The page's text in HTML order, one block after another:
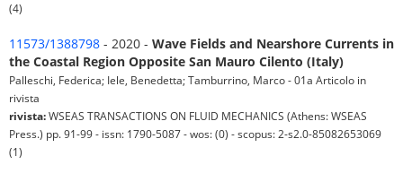
(4)
11573/1388798 - 2020 - Wave Fields and Nearshore Currents in
the Coastal Region Opposite San Mauro Cilento (Italy)
Palleschi, Federica; Iele, Benedetta; Tamburrino, Marco - 01a Articolo in
rivista
rivista:WSEAS TRANSACTIONS ON FLUID MECHANICS (Athens: WSEAS
Press.) pp. 91-99 - issn: 1790-5087 - wos: (0) - scopus: 2-s2.0-85082653069
(1)